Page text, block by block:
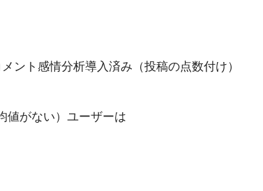
ト感情分析導入済み（投稿の点数付け）
値がない）ユーザーは